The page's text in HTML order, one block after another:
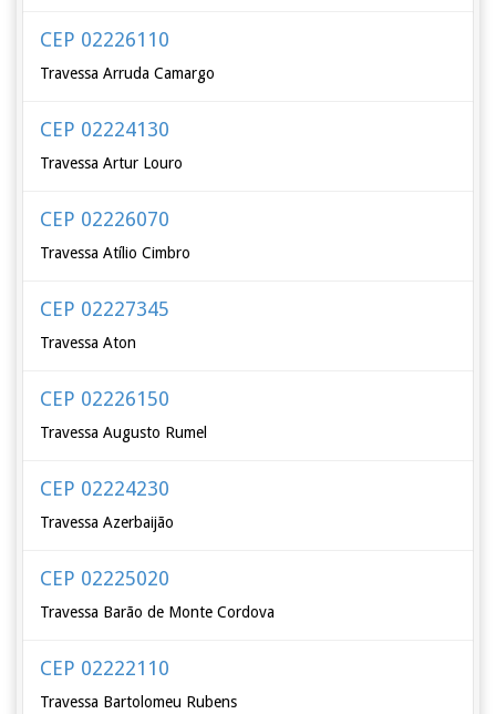
CEP 02226110
Travessa Arruda Camargo
CEP 02224130
Travessa Artur Louro
CEP 02226070
Travessa Atílio Cimbro
CEP 02227345
Travessa Aton
CEP 02226150
Travessa Augusto Rumel
CEP 02224230
Travessa Azerbaijão
CEP 02225020
Travessa Barão de Monte Cordova
CEP 02222110
Travessa Bartolomeu Rubens